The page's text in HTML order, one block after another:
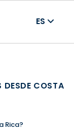
ES
DESDE COSTA
Rica?